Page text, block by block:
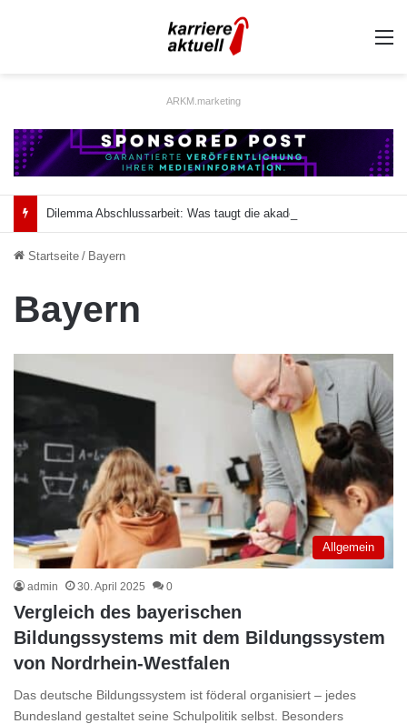
ARKM.marketing
Startseite / Bayern
Bayern
Allgemein
admin 30. April 2025 0
Vergleich des bayerischen
Bildungssystems mit dem Bildungssystem
von Nordrhein-Westfalen
Das deutsche Bildungssystem ist föderal organisiert – jedes
Bundesland gestaltet seine Schulpolitik selbst. Besonders